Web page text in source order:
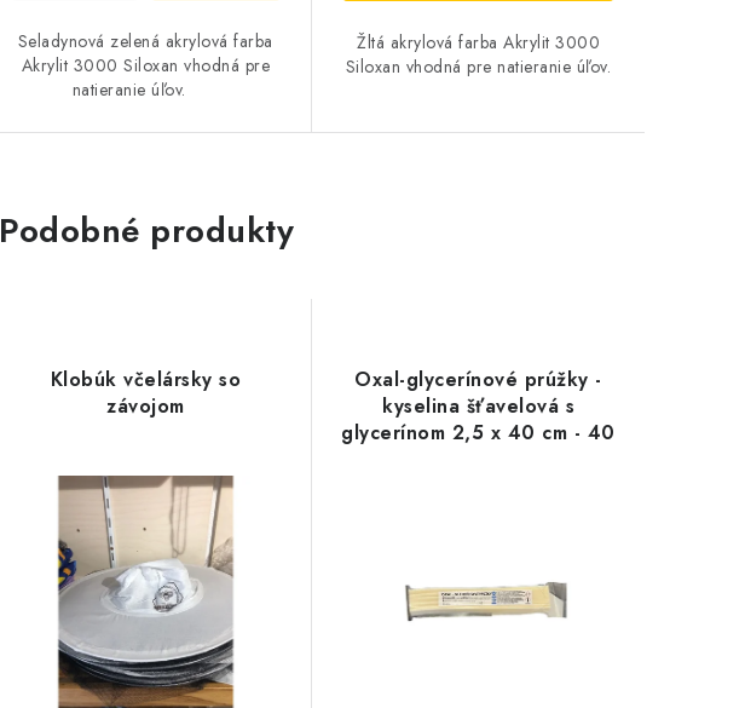
Seladynová zelená akrylová farba
Akrylit 3000 Siloxan vhodná pre
natieranie úľov.
Žltá akrylová farba Akrylit 3000
Siloxan vhodná pre natieranie úľov.
Podobné produkty
Klobúk včelársky so
závojom
Oxal-glycerínové prúžky -
kyselina šťavelová s
glycerínom 2,5 x 40 cm - 40